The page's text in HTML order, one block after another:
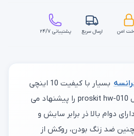
امن ارسال سریع پشتیبانی ۲۴/۷
بسیار با کیفیت 10 اینچی
هستید، ما به شما مدل proskit hw-010 را پیشنهاد می
دوام بالا ذر برابر سایش و
ضد زنگ بودن، روکش از